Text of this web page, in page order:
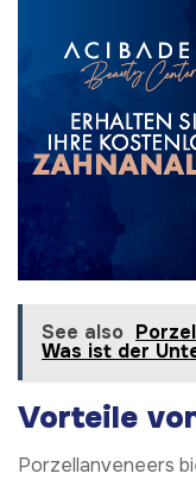
See also
Was ist der
Vorteile
Porzellanveneers